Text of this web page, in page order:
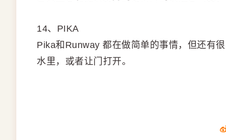
14、PIKA
Pika和Runway 都在做简单的事情，但还有
水里，或者让门打开。